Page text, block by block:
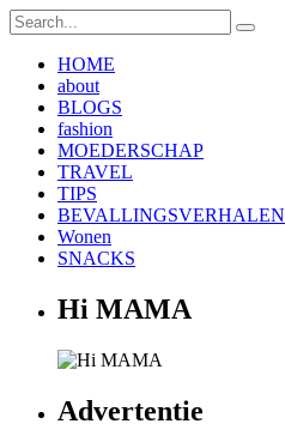
HOME
about
BLOGS
fashion
MOEDERSCHAP
TRAVEL
TIPS
BEVALLINGSVERHALEN
Wonen
SNACKS
Hi MAMA
Advertentie